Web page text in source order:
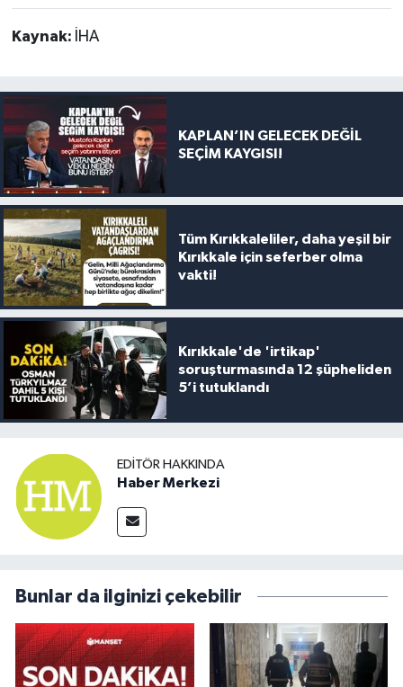
Kaynak: İHA
KAPLAN’IN GELECEK DEĞİL
SEÇİM KAYGISI!
Tüm Kırıkkaleliler, daha yeşil bir
Kırıkkale için seferber olma
vakti!
Kırıkkale'de 'irtikap'
soruşturmasında 12 şüpheliden
5’i tutuklandı
EDITÖR HAKKINDA
Haber Merkezi
Bunlar da ilginizi çekebilir